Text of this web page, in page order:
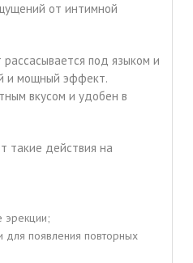
от интимной
под языком и
и мощный эффект.
вкусом и удобен в
такие действия на
эрекции;
для появления повторных